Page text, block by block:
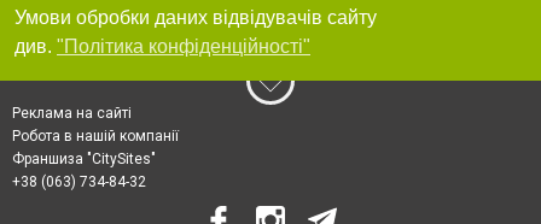
Умови обробки даних відвідувачів сайту
див. "Політика конфіденційності"
Реклама на сайті
Робота в нашій компанії
Франшиза "CitySites"
+38 (063) 734-84-32